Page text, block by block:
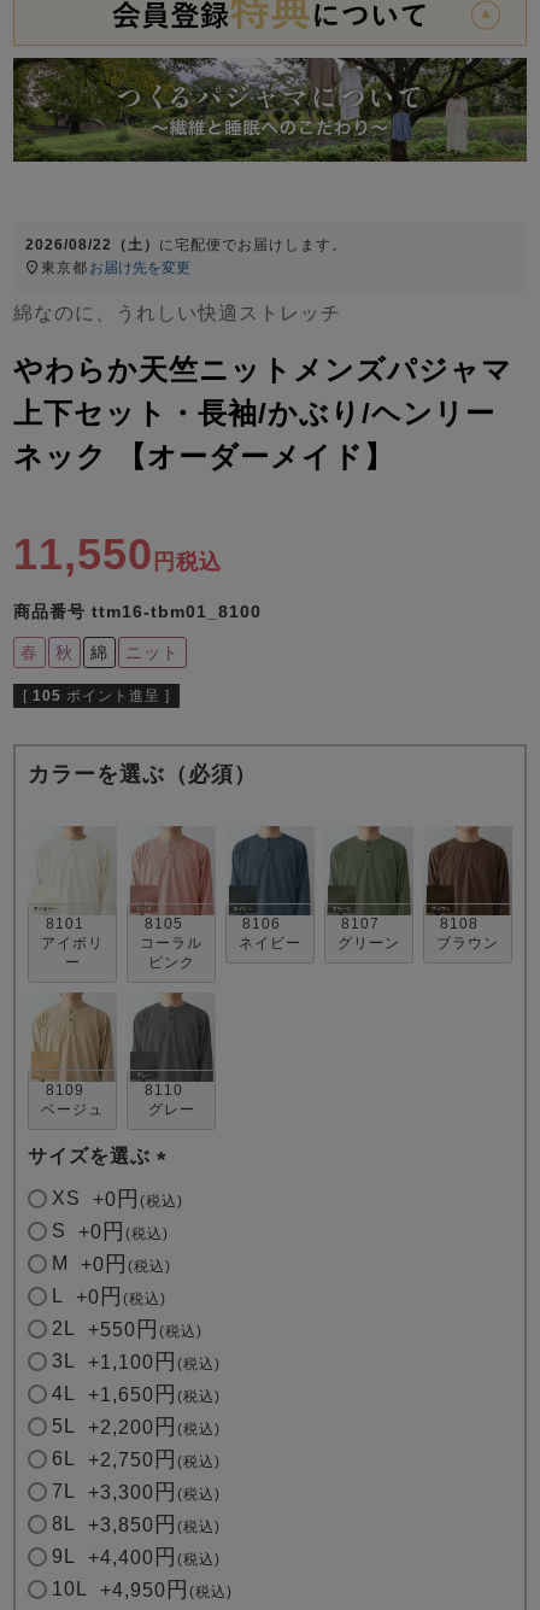
売れ筋ランキング
新着商品
ズボン単品
すべてのキッ
ズ
ガールズ前開
き
ガールズかぶ
り
ボーイズ長袖
ガールズ上着
単品
ガールズズボ
ン単品
ボーイズ上着
ボーイズズボ
売れ筋ランキング
- Item Ranking -
すべてのデザインのパジャマ一覧はこちら
2026/08/22（土） に宅配便 でお届けします。
東京都 お届け先を変更
綿なのに、うれしい快適ストレッチ
やわらか天竺ニットメンズパジャマ
上下セット・長袖/かぶり/ヘンリー
ネック 【オーダーメイド】
11,550 税込
商品番号 ttm16-tbm01_8100
春 秋 綿 ニット
[ 105 ポイント進呈 ]
カラーを選ぶ（必須）
8101
アイボリ
ー
8105
コーラル
ピンク
8106
ネイビー
8107
グリーン
8108
ブラウン
8109
ベージュ
8110
グレー
サイズを選ぶ
(
)
XS +0 税込
S +0 税込
M +0 税込
+0 税込
2L +550 税込
3L +1,100 税込
4L +1,650 税込
5L +2,200 税込
6L +2,750 税込
7L +3,300 税込
8L +3,850 税込
9L +4,400 税込
10L +4,950 税込